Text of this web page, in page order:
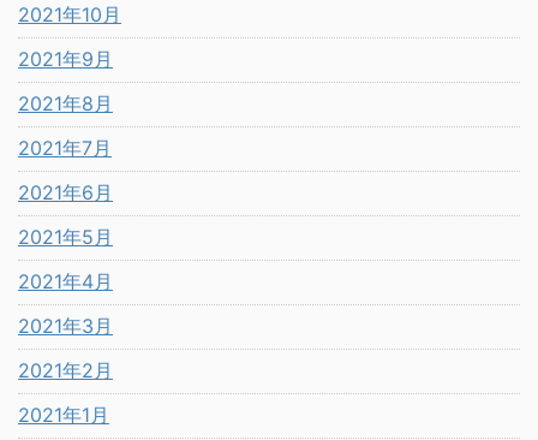
2021年10月
2021年9月
2021年8月
2021年7月
2021年6月
2021年5月
2021年4月
2021年3月
2021年2月
2021年1月